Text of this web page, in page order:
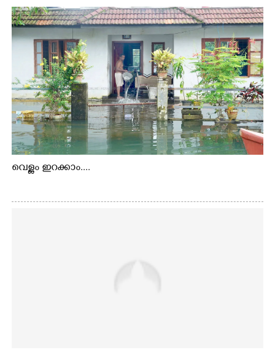
വെള്ളം ഇറക്കാം....